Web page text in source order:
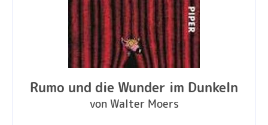
Rumo und die Wunder im Dunkeln
von Walter Moers